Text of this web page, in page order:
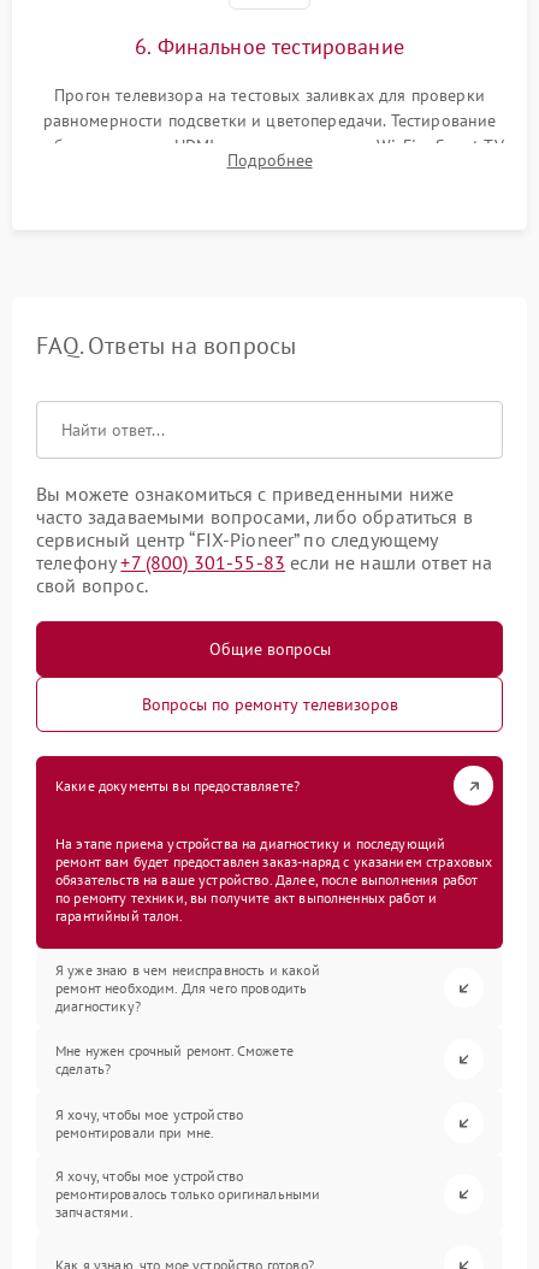
6. Финальное тестирование
Прогон телевизора на тестовых заливках для проверки
равномерности подсветки и цветопередачи. Тестирование
работы разъемов HDMI, динамиков, модуля Wi-Fi и Smart TV
в рабочем режиме в течение нескольких часов.
Подробнее
FAQ. Ответы на вопросы
Вы можете ознакомиться с приведенными ниже
часто задаваемыми вопросами, либо обратиться в
сервисный центр “FIX-Pioneer” по следующему
телефону+7 (800) 301-55-83 если не нашли ответ на
свой вопрос.
Общие вопросы
Вопросы по ремонту телевизоров
Какие документы вы предоставляете?
На этапе приема устройства на диагностику и последующий
ремонт вам будет предоставлен заказ-наряд с указанием страховых
обязательств на ваше устройство. Далее, после выполнения работ
по ремонту техники, вы получите акт выполненных работ и
гарантийный талон.
Я уже знаю в чем неисправность и какой
ремонт необходим. Для чего проводить
диагностику?
Мне нужен срочный ремонт. Сможете
сделать?
Я хочу, чтобы мое устройство
ремонтировали при мне.
Я хочу, чтобы мое устройство
ремонтировалось только оригинальными
запчастями.
Как я узнаю, что мое устройство готово?